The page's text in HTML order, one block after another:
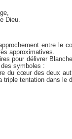
Dieu.
entre le
approximatives.
pour délivrer
symboles :
du cœur des deux
triple tentation dans le